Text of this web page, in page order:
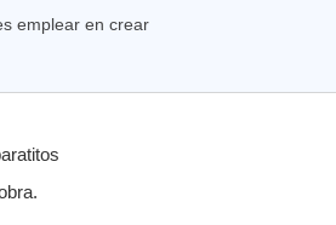
emplear en crear